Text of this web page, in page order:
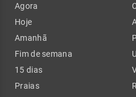
Agora
Hoje
Amanhã
Fim de semana
15 dias
Praias